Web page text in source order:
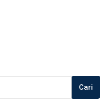
Cari